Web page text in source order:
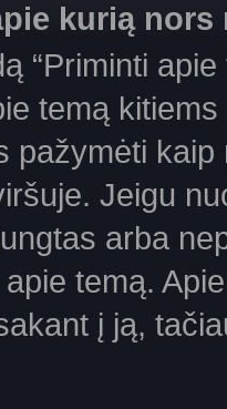
kurią nors
“Priminti
temą
pažymėti
Jeigu
arba
temą.
į ją,